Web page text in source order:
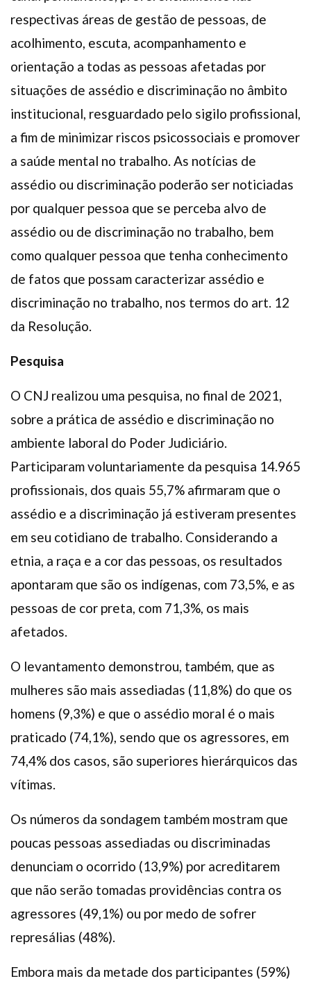
respectivas áreas de gestão de pessoas, de
acolhimento, escuta, acompanhamento e
orientação a todas as pessoas afetadas por
situações de assédio e discriminação no âmbito
institucional, resguardado pelo sigilo profissional,
a fim de minimizar riscos psicossociais e promover
a saúde mental no trabalho. As notícias de
assédio ou discriminação poderão ser noticiadas
por qualquer pessoa que se perceba alvo de
assédio ou de discriminação no trabalho, bem
como qualquer pessoa que tenha conhecimento
de fatos que possam caracterizar assédio e
discriminação no trabalho, nos termos do art. 12
da Resolução.
Pesquisa
O CNJ realizou uma pesquisa, no final de 2021,
sobre a prática de assédio e discriminação no
ambiente laboral do Poder Judiciário.
Participaram voluntariamente da pesquisa 14.965
profissionais, dos quais 55,7% afirmaram que o
assédio e a discriminação já estiveram presentes
em seu cotidiano de trabalho. Considerando a
etnia, a raça e a cor das pessoas, os resultados
apontaram que são os indígenas, com 73,5%, e as
pessoas de cor preta, com 71,3%, os mais
afetados.
O levantamento demonstrou, também, que as
mulheres são mais assediadas (11,8%) do que os
homens (9,3%) e que o assédio moral é o mais
praticado (74,1%), sendo que os agressores, em
74,4% dos casos, são superiores hierárquicos das
vítimas.
Os números da sondagem também mostram que
poucas pessoas assediadas ou discriminadas
denunciam o ocorrido (13,9%) por acreditarem
que não serão tomadas providências contra os
agressores (49,1%) ou por medo de sofrer
represálias (48%).
Embora mais da metade dos participantes (59%)